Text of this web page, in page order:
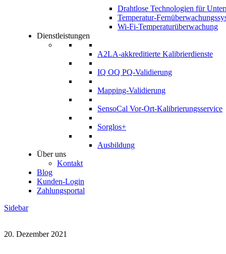
Drahtlose Technologien für
Temperatur-
Wi-Fi-Temperaturüberwachung
Dienstleistungen
A2LA-akkreditierte Kalibrierdienste
IQ OQ PQ-Validierung
Mapping-Validierung
SensoCal Vor-Ort-Kalibrierungsservice
Sorglos+
Ausbildung
Über uns
Kontakt
Blog
Kunden-Login
Zahlungsportal
Sidebar
20. Dezember 2021